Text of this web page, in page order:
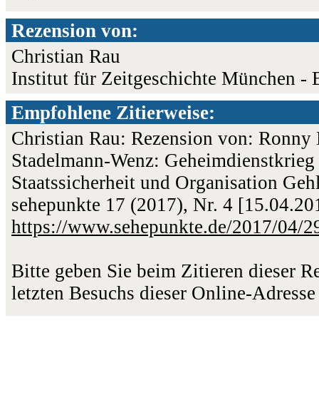
Rezension von:
Christian Rau
Institut für Zeitgeschichte München -
Empfohlene Zitierweise:
Christian Rau: Rezension von:
Stadelmann-Wenz:
Staatssicherheit und Organisation
sehepunkte 17 (2017), Nr. 4
https://www.sehepunkte.de/2017/04/
Bitte geben Sie beim Zitieren dieser
letzten Besuchs dieser Online-Adresse